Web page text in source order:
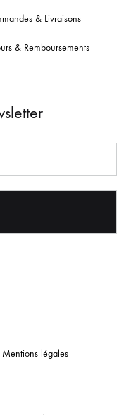
& Livraisons
& Remboursements
Mentions légales